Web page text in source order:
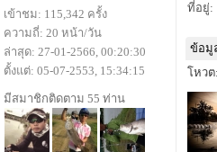
ที่อยู่:
ข้อมู
โหวต
เข้าชม: 115,342 ครั้ง
ความถี่: 20 หน้า/วัน
ล่าสุด: 27-01-2566, 00:20:30
ตั้งแต่: 05-07-2553, 15:34:15
มีสมาชิกติดตาม 55 ท่าน